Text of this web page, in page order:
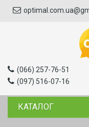
(066) 257-76-51
(097) 516-07-16
КАТАЛОГ